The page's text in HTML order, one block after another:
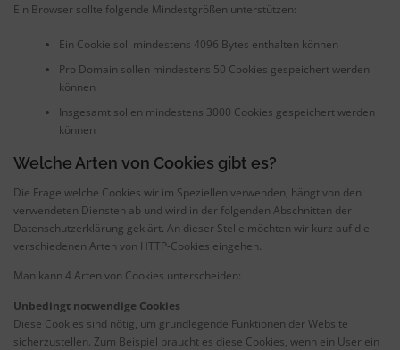
Ein Browser sollte folgende Mindestgrößen unterstützen:
Ein Cookie soll mindestens 4096 Bytes enthalten können
Pro Domain sollen mindestens 50 Cookies gespeichert werden
können
Insgesamt sollen mindestens 3000 Cookies gespeichert werden
können
Welche Arten von Cookies gibt es?
Die Frage welche Cookies wir im Speziellen verwenden, hängt von den
verwendeten Diensten ab und wird in der folgenden Abschnitten der
Datenschutzerklärung geklärt. An dieser Stelle möchten wir kurz auf die
verschiedenen Arten von HTTP-Cookies eingehen.
Man kann 4 Arten von Cookies unterscheiden:
Unbedingt notwendige Cookies
Diese Cookies sind nötig, um grundlegende Funktionen der Website
sicherzustellen. Zum Beispiel braucht es diese Cookies, wenn ein User ein